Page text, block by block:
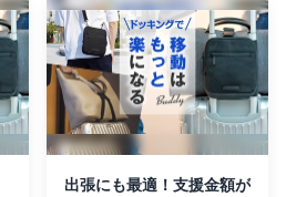
出張にも最適！支援金額が